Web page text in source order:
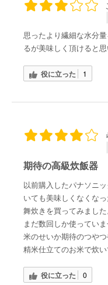
思ったより繊細な水分
るが美味しく頂けると
役に立った 1
期待の高級炊飯器
以前購入したパナソニ
いても美味しくなくな
舞炊きを買ってみました
まだ数回しか使ってい
米のせいか期待のつや
精米仕立てのお米で炊い
役に立った 0